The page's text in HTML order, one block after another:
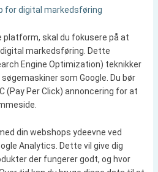
for digital markedsføring
platform, skal du fokusere på at
markedsføring. Dette
Engine Optimization) teknikker
som Google. Du bør
(Pay Per Click) annoncering for at
din webshops ydeevne ved
Analytics. Dette vil give dig
der fungerer godt, og hvor